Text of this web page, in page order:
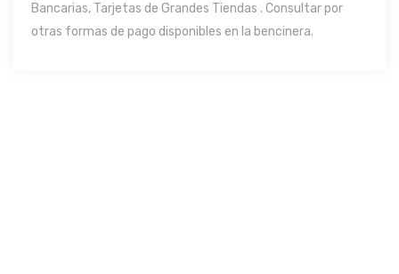
Bancarias, Tarjetas de Grandes Tiendas . Consultar por
otras formas de pago disponibles en la bencinera.